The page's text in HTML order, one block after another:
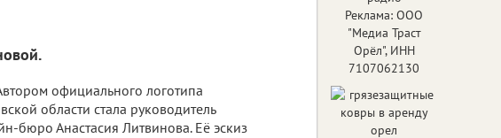
официального логотипа
области стала руководитель
бюро Анастасия Литвинова. Её эскиз
Реклама: ООО
"Медиа Траст
Орёл", ИНН
7107062130